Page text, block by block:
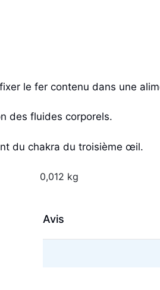
le fer contenu dans une
des fluides corporels.
du chakra du troisième œil.
0,012 kg
Avis